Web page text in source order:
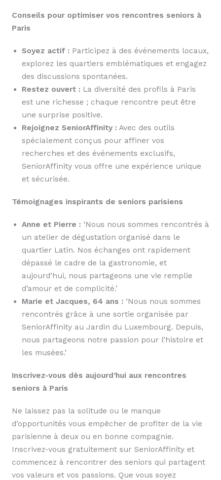
Conseils pour optimiser vos rencontres seniors à
Paris
Soyez actif : Participez à des événements locaux,
explorez les quartiers emblématiques et engagez
des discussions spontanées.
Restez ouvert : La diversité des profils à Paris
est une richesse ; chaque rencontre peut être
une surprise positive.
Rejoignez SeniorAffinity : Avec des outils
spécialement conçus pour affiner vos
recherches et des événements exclusifs,
SeniorAffinity vous offre une expérience unique
et sécurisée.
Témoignages inspirants de seniors parisiens
Anne et Pierre : ‘Nous nous sommes rencontrés à
un atelier de dégustation organisé dans le
quartier Latin. Nos échanges ont rapidement
dépassé le cadre de la gastronomie, et
aujourd’hui, nous partageons une vie remplie
d’amour et de complicité.’
Marie et Jacques, 64 ans : ‘Nous nous sommes
rencontrés grâce à une sortie organisée par
SeniorAffinity au Jardin du Luxembourg. Depuis,
nous partageons notre passion pour l’histoire et
les musées.’
Inscrivez-vous dès aujourd’hui aux rencontres
seniors à Paris
Ne laissez pas la solitude ou le manque
d’opportunités vous empêcher de profiter de la vie
parisienne à deux ou en bonne compagnie.
Inscrivez-vous gratuitement sur SeniorAffinity et
commencez à rencontrer des seniors qui partagent
vos valeurs et vos passions. Que vous soyez